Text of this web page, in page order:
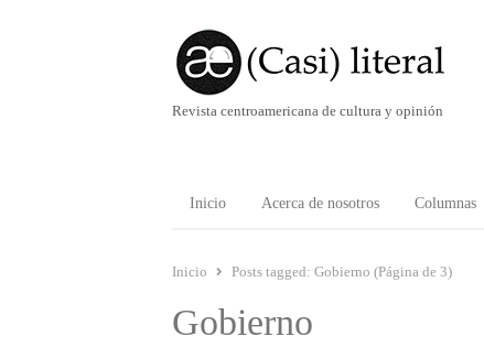
Revista centroamericana de cultura y opinión
Inicio Acerca de nosotros Columnas
Inicio Posts tagged: Gobierno (Página de 3)
Gobierno